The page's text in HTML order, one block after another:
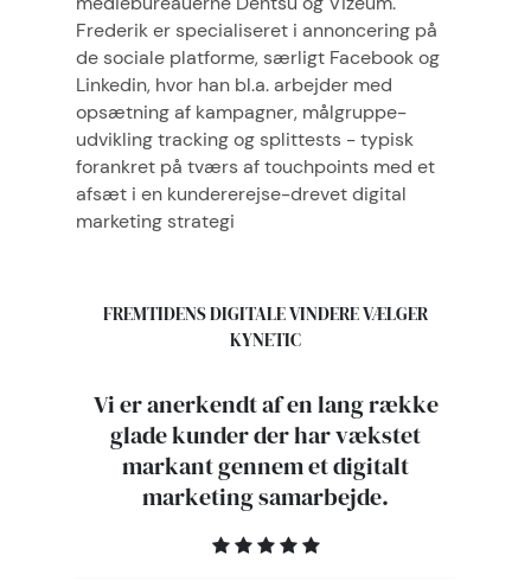
Frederik er specialiseret i annoncering på
de sociale platforme, særligt Facebook og
Linkedin, hvor han bl.a. arbejder med
opsætning af kampagner, målgruppe-
udvikling tracking og splittests - typisk
forankret på tværs af touchpoints med et
afsæt i en kundererejse-drevet digital
marketing strategi
FREMTIDENS DIGITALE VINDERE VÆLGER
KYNETIC
Vi er anerkendt af en lang række
glade kunder der har vækstet
markant gennem et digitalt
marketing samarbejde.